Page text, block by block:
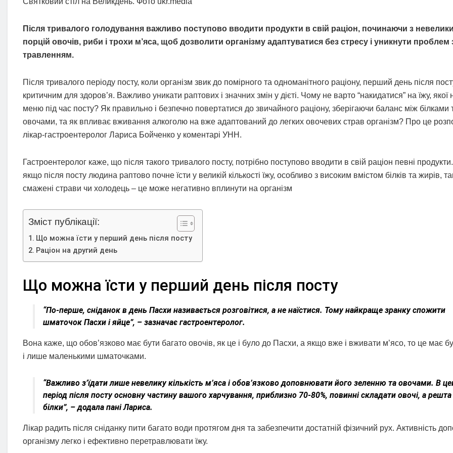
Після тривалого голодування важливо поступово вводити продукти в свій раціон, починаючи з
порцій овочів, риби і трохи м’яса, щоб дозволити організму адаптуватися без стресу і уникнути проблем
травленням.
Після тривалого періоду посту, коли організм звик до помірного та одноманітного раціону, перший день після
критичним для здоров’я. Важливо уникати раптових і значних змін у дієті. Чому не варто “накидатися” на їжу, якої
меню під час посту? Як правильно і безпечно повертатися до звичайного раціону, зберігаючи баланс між білками
овочами, та як впливає вживання алкоголю на вже адаптований до легких овочевих страв організм? Про це
лікар-гастроентеролог Лариса Бойченко у коментарі УНН.
Гастроентеролог каже, що після такого тривалого посту, потрібно поступово вводити в свій раціон певні
якщо після посту людина раптово почне їсти у великій кількості їжу, особливо з високим вмістом білків та жирів,
смажені страви чи холодець – це може негативно вплинути на організм
Зміст публікації:
Що можна їсти у перший день після посту
Раціон на другий день
Що можна їсти у перший день після посту
“По-перше, сніданок в день Пасхи називається розговітися, а не наїстися. Тому найкраще зранку спожити
шматочок Пасхи і яйце”, – зазначає гастроентеролог.
Вона каже, що обов’язково має бути багато овочів, як це і було до Пасхи, а якщо вже і вживати м’ясо, то це має
і лише маленькими шматочками.
“Важливо з’їдати лише невелику кількість м’яса і обов’язково доповнювати його зеленню та овочами. В
період після посту основну частину вашого харчування, приблизно 70-80%, повинні складати овочі, а
білки”, – додала пані Лариса.
Лікар радить після сніданку пити багато води протягом дня та забезпечити достатній фізичний рух. Активність
організму легко і ефективно перетравлювати їжу.